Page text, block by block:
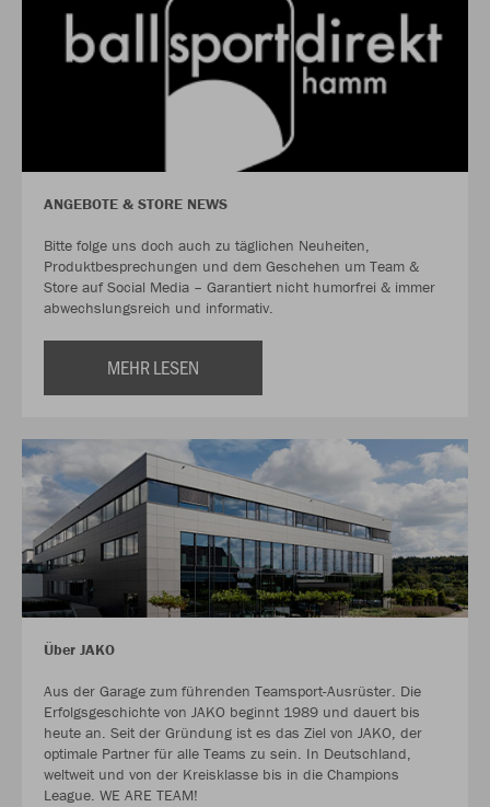
ANGEBOTE & STORE NEWS
Bitte folge uns doch auch zu täglichen Neuheiten,
Produktbesprechungen und dem Geschehen um Team &
Store auf Social Media – Garantiert nicht humorfrei & immer
abwechslungsreich und informativ.
MEHR LESEN
Über JAKO
Aus der Garage zum führenden Teamsport-Ausrüster. Die
Erfolgsgeschichte von JAKO beginnt 1989 und dauert bis
heute an. Seit der Gründung ist es das Ziel von JAKO, der
optimale Partner für alle Teams zu sein. In Deutschland,
weltweit und von der Kreisklasse bis in die Champions
League. WE ARE TEAM!